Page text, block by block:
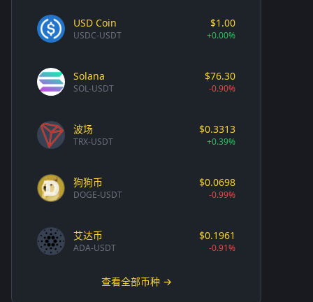
USD Coin
USDC-USDT
$1.00
+0.00%
Solana
SOL-USDT
$76.30
-0.90%
波场
TRX-USDT
$0.3313
+0.39%
狗狗币
DOGE-USDT
$0.0698
-0.99%
艾达币
ADA-USDT
$0.1961
-0.91%
查看全部币种 →